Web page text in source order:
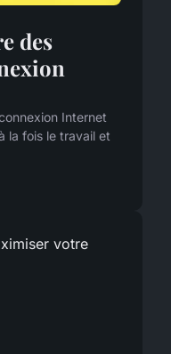
des
Internet
la fois le travail et